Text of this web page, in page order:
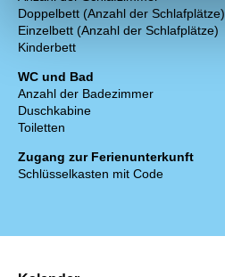
Doppelbett (Anzahl der Schlafplätze)
Einzelbett (Anzahl der Schlafplätze)
Kinderbett
WC und Bad
Anzahl der Badezimmer
Duschkabine
Toiletten
Zugang zur Ferienunterkunft
Schlüsselkasten mit Code